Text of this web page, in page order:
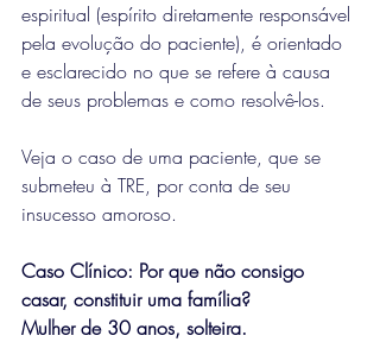
espiritual (espírito diretamente responsável
pela evolução do paciente), é orientado
e esclarecido no que se refere à causa
de seus problemas e como resolvê-los.
Veja o caso de uma paciente, que se
submeteu à TRE, por conta de seu
insucesso amoroso.
Caso Clínico: Por que não consigo
casar, constituir uma família?
Mulher de 30 anos, solteira.